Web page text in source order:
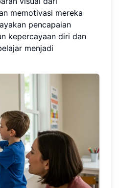
memotivasi mereka
pencapaian
kepercayaan diri dan
menjadi